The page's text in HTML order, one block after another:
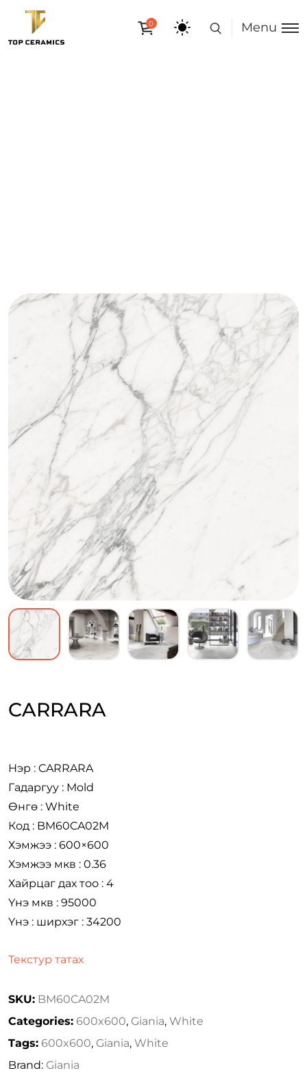
0 Menu
CARRARA
Нэр : CARRARA
Гадаргуу : Mold
Өнгө : White
Код : BM60CA02M
Хэмжээ : 600×600
Хэмжээ мкв : 0.36
Хайрцаг дах тоо : 4
Үнэ мкв : 95000
Үнэ : ширхэг : 34200
Текстур татах
SKU: BM60CA02M
Categories: 600x600, Giania, White
Tags: 600x600, Giania, White
Brand: Giania